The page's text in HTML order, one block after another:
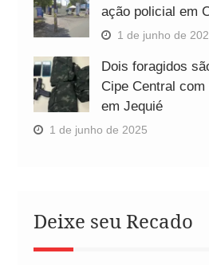
ação policial em
1 de junho de
Dois foragidos
Cipe Central
em Jequié
1 de junho de 2025
Deixe seu Recado